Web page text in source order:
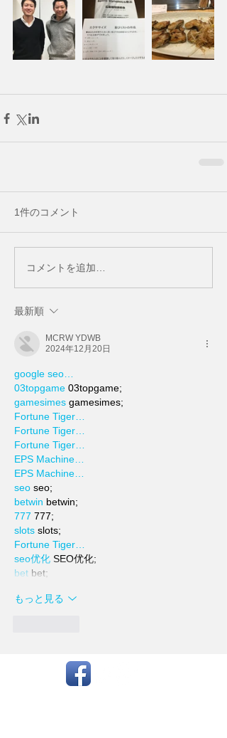
1件のコメント
コメントを追加…
最新順
MCRW YDWB
2024年12月20日
google seo…
03topgame 03topgame;
gamesimes gamesimes;
Fortune Tiger…
Fortune Tiger…
Fortune Tiger…
EPS Machine…
EPS Machine…
seo seo;
betwin betwin;
777 777;
slots slots;
Fortune Tiger…
seo优化 SEO优化;
bet bet;
もっと見る